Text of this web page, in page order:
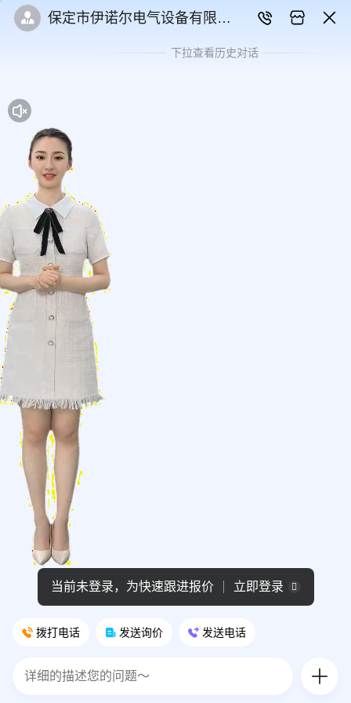
保定市伊诺尔电气设备有限公
下拉查看历史对话
拨打电话 发送询价 发送电话
当前未登录，为快速跟进报价 立即登录